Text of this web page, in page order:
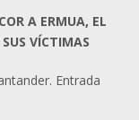
A ERMUA, EL
VÍCTIMAS
Entrada